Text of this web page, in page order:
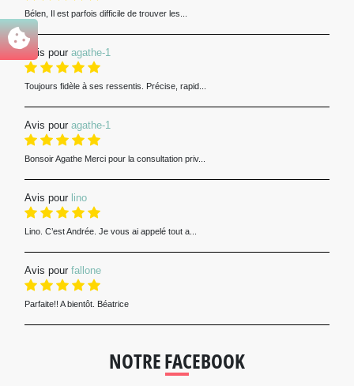
Bélen, Il est parfois difficile de trouver les...
Avis pour agathe-1
Toujours fidèle à ses ressentis. Précise, rapid...
Avis pour agathe-1
Bonsoir Agathe Merci pour la consultation priv...
Avis pour lino
Lino. C’est Andrée. Je vous ai appelé tout a...
Avis pour fallone
Parfaite!! A bientôt. Béatrice
NOTRE FACEBOOK